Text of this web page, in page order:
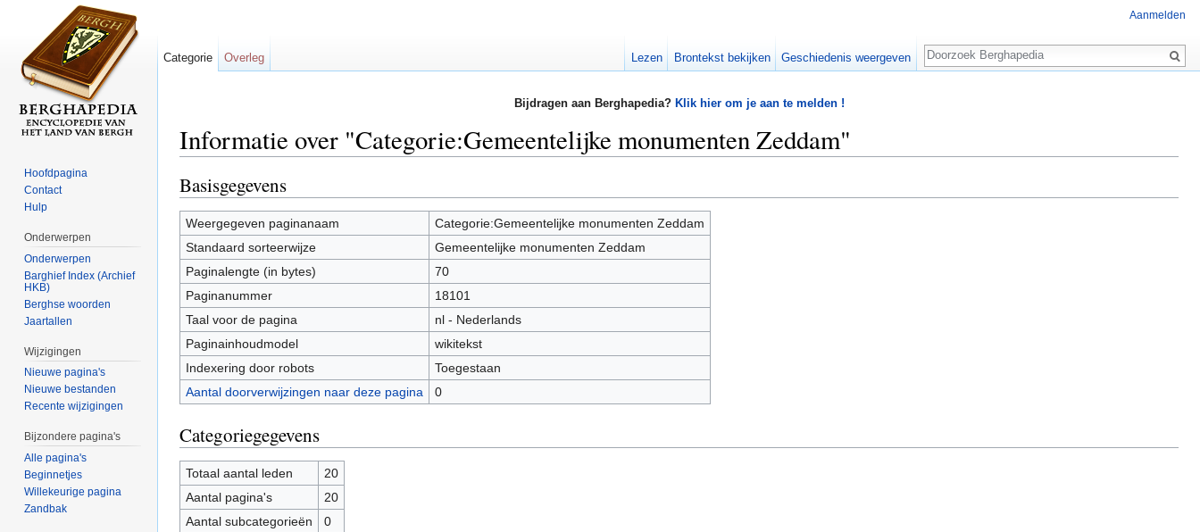
Bijdragen aan Berghapedia? Klik hier om je aan te melden !
Informatie over "Categorie:Gemeentelijke monumenten Zeddam"
Basisgegevens
Weergegeven paginanaam
Categorie:Gemeentelijke monumenten Zeddam
Standaard sorteerwijze
Gemeentelijke monumenten Zeddam
Paginalengte (in bytes)
70
Paginanummer
18101
Taal voor de pagina
nl - Nederlands
Paginainhoudmodel
wikitekst
Indexering door robots
Toegestaan
Aantal doorverwijzingen naar deze pagina
0
Categoriegegevens
Totaal aantal leden
20
Aantal pagina's
20
Aantal subcategorieën
0
Aanmelden
Categorie Overleg Lezen Brontekst bekijken Geschiedenis weergeven
Zoeken
Hoofdpagina
Contact
Hulp
Onderwerpen
Onderwerpen
Barghief Index (Archief
HKB)
Berghse woorden
Jaartallen
Wijzigingen
Nieuwe pagina's
Nieuwe bestanden
Recente wijzigingen
Bijzondere pagina's
Alle pagina's
Beginnetjes
Willekeurige pagina
Zandbak